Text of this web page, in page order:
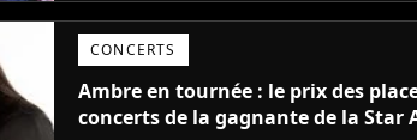
CONCERTS
Ambre en tournée : le prix des
concerts de la gagnante de la Star